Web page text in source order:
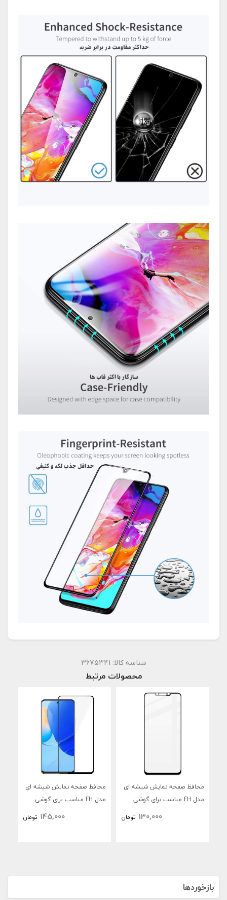
شناسه کالا: 3675341
محصولات مرتبط
محافظ صفحه نمایش شیشه ای
مدل FH مناسب برای گوشی
130,000 تومان
محافظ صفحه نمایش شیشه ای
مدل FH مناسب برای گوشی
145,000 تومان
بازخوردها